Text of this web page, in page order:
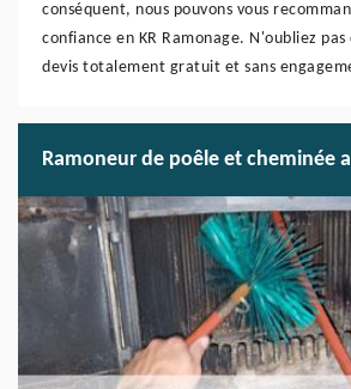
conséquent, nous pouvons vous
confiance en KR Ramonage. N'oubliez pas
devis totalement gratuit et sans
Ramoneur de poêle et cheminée